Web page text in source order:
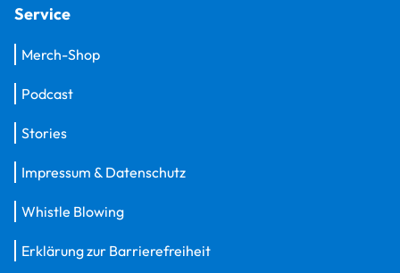
Service
Merch-Shop
Podcast
Stories
Impressum & Datenschutz
Whistle Blowing
Erklärung zur Barrierefreiheit